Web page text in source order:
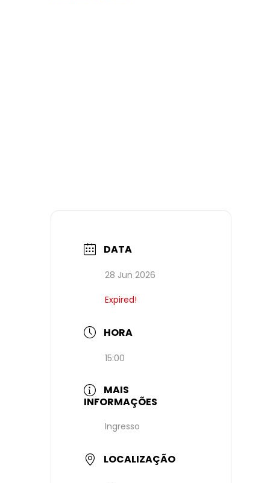
DATA
28 Jun 2026
Expired!
HORA
15:00
MAIS
INFORMAÇÕES
Ingresso
LOCALIZAÇÃO